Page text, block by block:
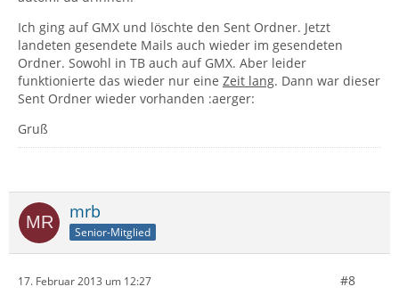
Ich ging auf GMX und löschte den Sent Ordner. Jetzt
landeten gesendete Mails auch wieder im gesendeten
Ordner. Sowohl in TB auch auf GMX. Aber leider
funktionierte das wieder nur eine Zeit lang. Dann war dieser
Sent Ordner wieder vorhanden :aerger:
Gruß
mrb
Senior-Mitglied
17. Februar 2013 um 12:27 #8